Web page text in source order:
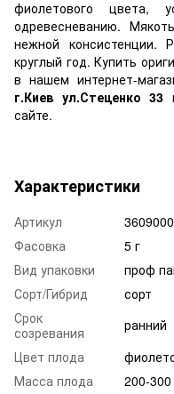
фиолетового цвета,
одревесневанию.
нежной консистенции.
круглый год. Купить
в нашем интернет-
г.Киев ул.Стеценко 33
сайте.
Характеристики
Артикул
Фасовка
5 г
Вид упаковки
проф
Сорт/Гибрид
сорт
Срок
созревания
ранний
Цвет плода
Масса плода
200-300